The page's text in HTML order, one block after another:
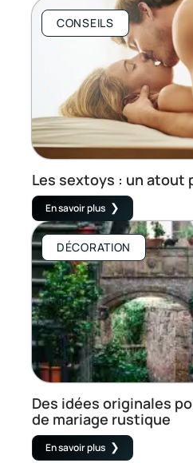
CONSEILS
Les sextoys : un atout
En savoir plus
DÉCORATION
Des idées originales
de mariage rustique
En savoir plus